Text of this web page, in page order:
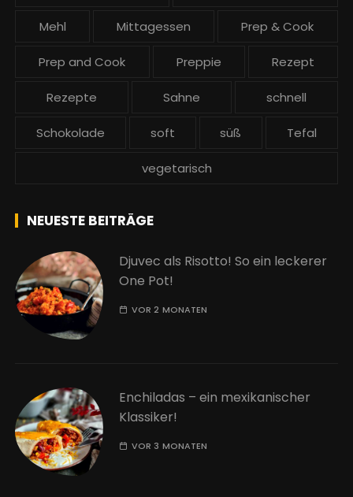
Mehl Mittagessen Prep & Cook
Prep and Cook Preppie Rezept
Rezepte Sahne schnell
Schokolade soft süß Tefal
vegetarisch
NEUESTE BEITRÄGE
Djuvec als Risotto! So ein leckerer
One Pot!
VOR 2 MONATEN
Enchiladas – ein mexikanischer
Klassiker!
VOR 3 MONATEN